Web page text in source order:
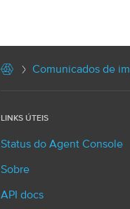
a
g
Comunicados de
LINKS ÚTEIS
Status do Agent Console
Sobre
API docs